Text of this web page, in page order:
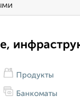
Продукты
Банкоматы